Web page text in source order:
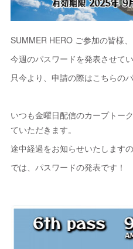
SUMMER HERO ご参加の皆様
今週のパスワードを発表させてい
只今より、申請の際はこちらの
いつも金曜日配信のカープトー
ていただきます。
途中経過をお知らせいたします
では、パスワードの発表です！